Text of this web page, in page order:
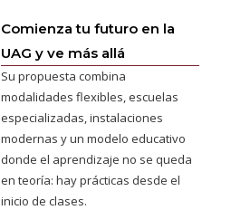
Comienza tu futuro en la
UAG y ve más allá
Su propuesta combina
modalidades flexibles, escuelas
especializadas, instalaciones
modernas y un modelo educativo
donde el aprendizaje no se queda
en teoría: hay prácticas desde el
inicio de clases.